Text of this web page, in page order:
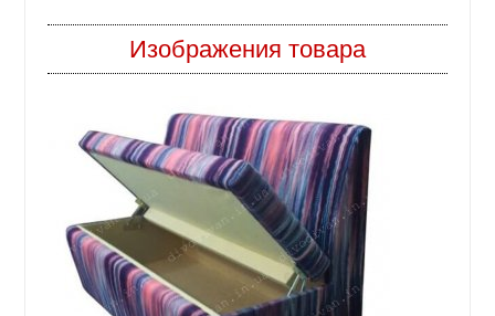
Изображения товара